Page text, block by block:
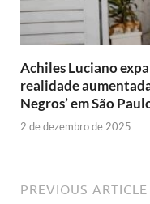
Achiles Luciano
realidade
Negros’ em São
2 de dezembro de 2025
PREVIOUS ARTICLE